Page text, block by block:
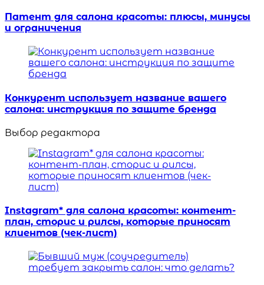
Патент для салона красоты: плюсы, минусы
и ограничения
Конкурент использует название вашего
салона: инструкция по защите бренда
Выбор редактора
Instagram* для салона красоты: контент-
план, сторис и рилсы, которые приносят
клиентов (чек-лист)